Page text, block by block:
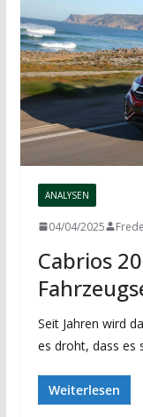
ANALYSEN
04/04/2025
Cabrios
Seit Jahren wird
es droht, dass es
Weiterlesen